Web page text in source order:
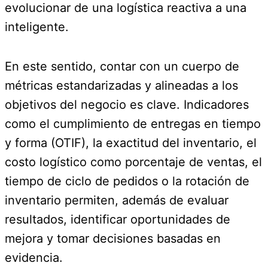
evolucionar de una logística reactiva a una
inteligente.
En este sentido, contar con un cuerpo de
métricas estandarizadas y alineadas a los
objetivos del negocio es clave. Indicadores
como el cumplimiento de entregas en tiempo
y forma (OTIF), la exactitud del inventario, el
costo logístico como porcentaje de ventas, el
tiempo de ciclo de pedidos o la rotación de
inventario permiten, además de evaluar
resultados, identificar oportunidades de
mejora y tomar decisiones basadas en
evidencia.